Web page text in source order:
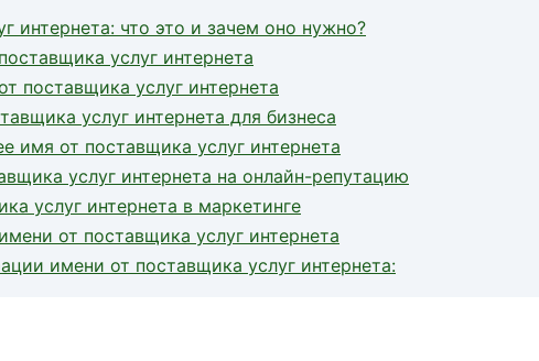
интернета: что это и зачем оно нужно?
услуг интернета
поставщика услуг интернета
услуг интернета для бизнеса
имя от поставщика услуг интернета
услуг интернета на онлайн-репутацию
услуг интернета в маркетинге
от поставщика услуг интернета
имени от поставщика услуг интернета: